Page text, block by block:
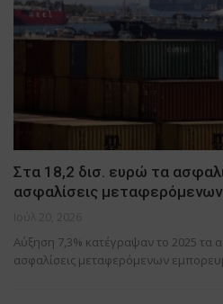
Στα 18,2 δισ. ευρώ τα
ασφαλίσεις μεταφερόμενων…
Αύξηση 7,3% κατέγραψαν το 2025 τα
ασφαλίσεις μεταφερόμενων